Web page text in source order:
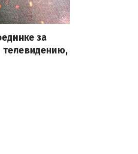
за
телевидению,